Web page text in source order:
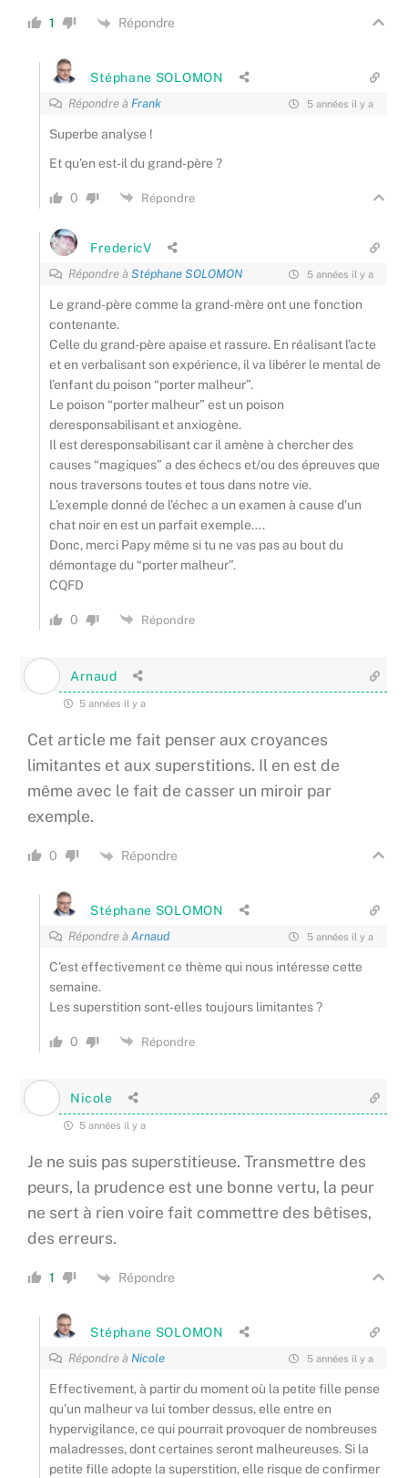
1 Répondre
Stéphane SOLOMON
Répondre àFrank 5 années il y a
Superbe analyse !
Et qu’en est-il du grand-père ?
0 Répondre
FredericV
Répondre àStéphane SOLOMON 5 années il y a
Le grand-père comme la grand-mère ont une fonction
contenante.
Celle du grand-père apaise et rassure. En réalisant l’acte
et en verbalisant son expérience, il va libérer le mental de
l’enfant du poison “porter malheur”.
Le poison “porter malheur” est un poison
deresponsabilisant et anxiogène.
Il est deresponsabilisant car il amène à chercher des
causes “magiques” a des échecs et/ou des épreuves que
nous traversons toutes et tous dans notre vie.
L’exemple donné de l’échec a un examen à cause d’un
chat noir en est un parfait exemple….
Donc, merci Papy même si tu ne vas pas au bout du
démontage du “porter malheur”.
CQFD
0 Répondre
Arnaud
5 années il y a
Cet article me fait penser aux croyances
limitantes et aux superstitions. Il en est de
même avec le fait de casser un miroir par
exemple.
0 Répondre
Stéphane SOLOMON
Répondre àArnaud 5 années il y a
C’est effectivement ce thème qui nous intéresse cette
semaine.
Les superstition sont-elles toujours limitantes ?
0 Répondre
Nicole
5 années il y a
Je ne suis pas superstitieuse. Transmettre des
peurs, la prudence est une bonne vertu, la peur
ne sert à rien voire fait commettre des bêtises,
des erreurs.
1 Répondre
Stéphane SOLOMON
Répondre àNicole 5 années il y a
Effectivement, à partir du moment où la petite fille pense
qu’un malheur va lui tomber dessus, elle entre en
hypervigilance, ce qui pourrait provoquer de nombreuses
maladresses, dont certaines seront malheureuses. Si la
petite fille adopte la superstition, elle risque de confirmer